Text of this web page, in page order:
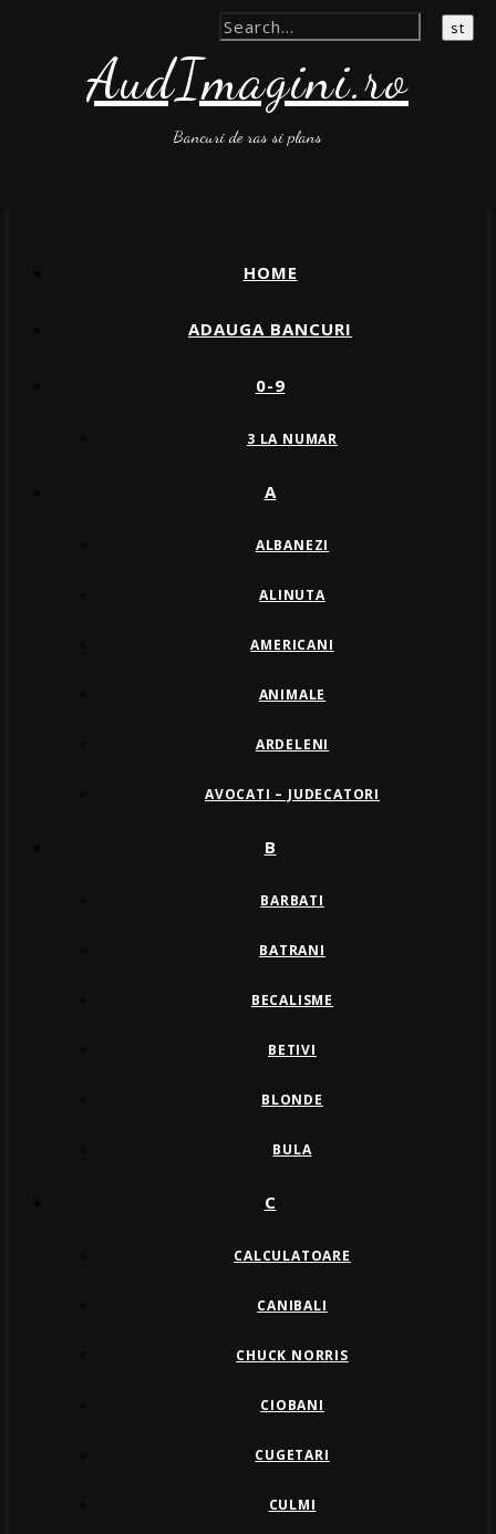
AudImagini.ro
Bancuri de ras si plans
HOME
ADAUGA BANCURI
0-9
3 LA NUMAR
A
ALBANEZI
ALINUTA
AMERICANI
ANIMALE
ARDELENI
AVOCATI – JUDECATORI
B
BARBATI
BATRANI
BECALISME
BETIVI
BLONDE
BULA
C
CALCULATOARE
CANIBALI
CHUCK NORRIS
CIOBANI
CUGETARI
CULMI